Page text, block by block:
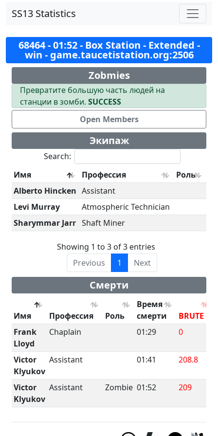
SS13 Statistics
68464 - 01:52 - Box Station - Extended -
win - game.taucetistation.org:2506
Zobmies
Превратите большую часть людей на
станции в зомби. SUCCESS
Open Members
Экипаж
Search:
Имя
Профессия
Роль
Alberto Hincken Assistant
Levi Murray
Atmospheric Technician
Sharymmar Jarr Shaft Miner
Showing 1 to 3 of 3 entries
Previous
1 Next
Смерти
Имя Профессия Роль
Время
смерти
BRUTE
Frank
Lloyd
Chaplain 01:29 0
Victor
Klyukov
Assistant 01:41 208.8
Victor
Klyukov
Assistant Zombie 01:52 209